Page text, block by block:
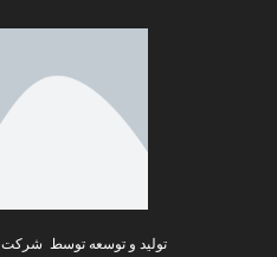
تولید و توسعه توسط شرکت